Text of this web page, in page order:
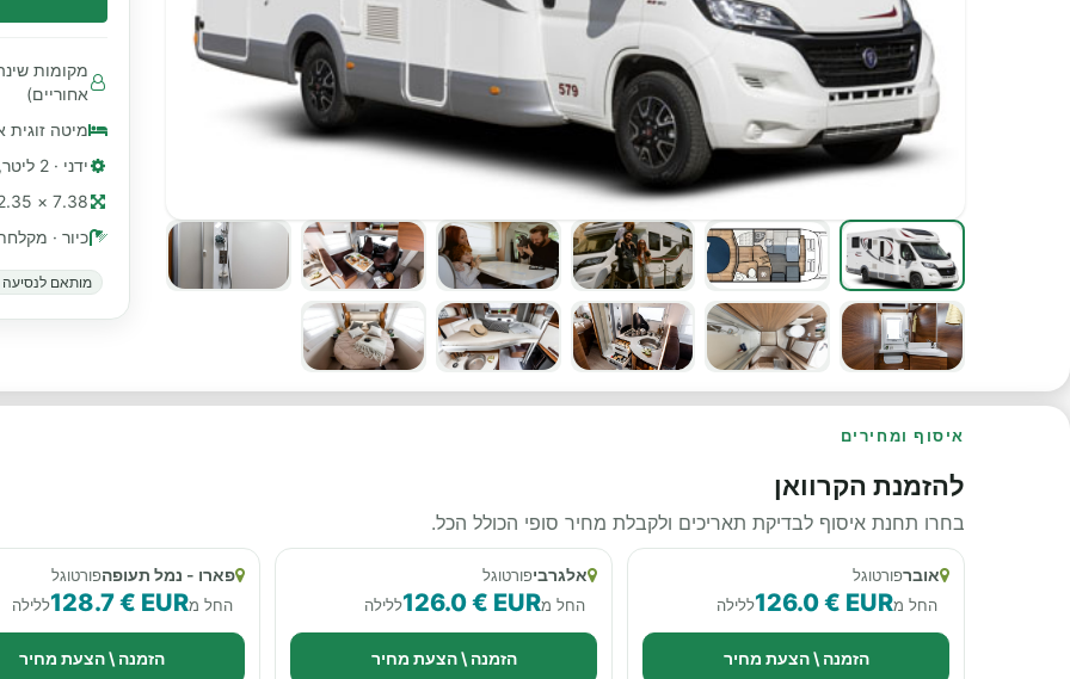
אחוריים)
מיטה זוגית
ידני · 2 ליטר, 130 כ"ס
7.38 × 2.35 מ׳ (≈ 24 רגל)
כיור ·
מותאם לנסיעה
איסוף ומחירים
להזמנת הקרוואן
בחרו תחנת איסוף לבדיקת תאריכים ולקבלת מחיר סופי הכולל הכל.
אוברפורטוגל
החל מ126.0 € EURללילה
הזמנה \ הצעת מחיר
אלגרביפורטוגל
החל מ126.0 € EURללילה
הזמנה \ הצעת מחיר
פארו - נמל תעופהפורטוגל
החל מ128.7 € EURללילה
הזמנה \ הצעת מחיר